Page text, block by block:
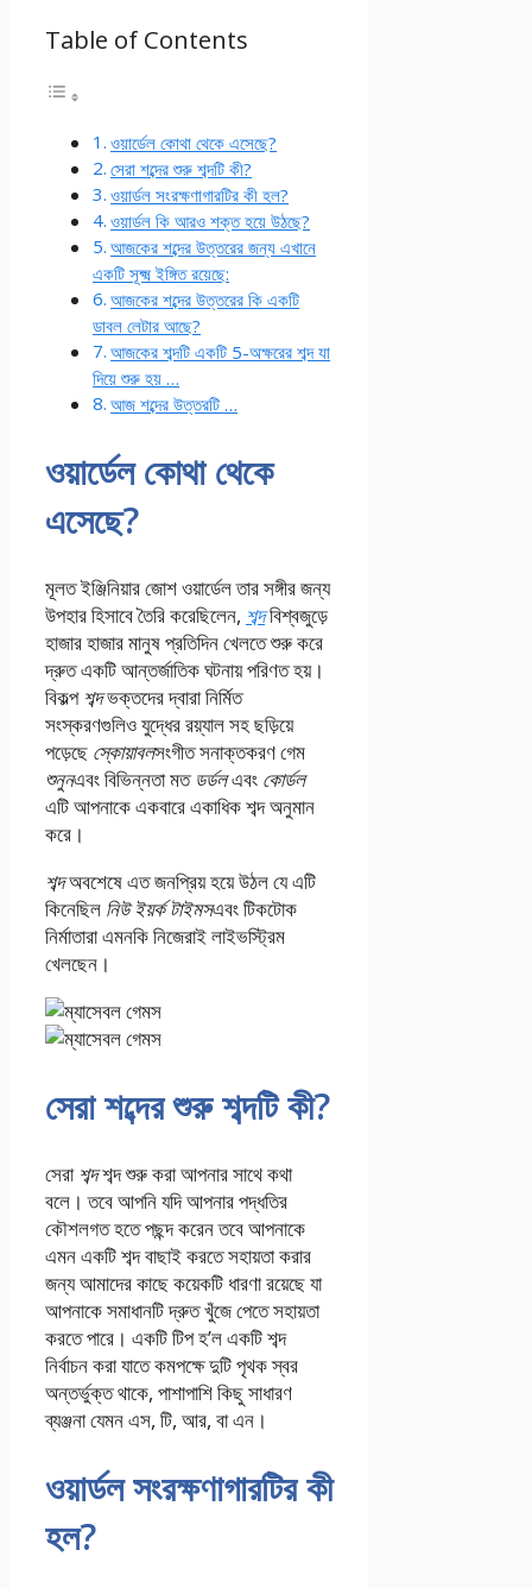
Table of Contents
ওয়ার্ডেল কোথা থেকে এসেছে?
সেরা শব্দের শুরু শব্দটি কী?
ওয়ার্ডল সংরক্ষণাগারটির কী হল?
ওয়ার্ডল কি আরও শক্ত হয়ে উঠছে?
আজকের শব্দের উত্তরের জন্য এখানে
একটি সূক্ষ্ম ইঙ্গিত রয়েছে:
আজকের শব্দের উত্তরের কি একটি
ডাবল লেটার আছে?
আজকের শব্দটি একটি 5-অক্ষরের শব্দ যা
দিয়ে শুরু হয় …
আজ শব্দের উত্তরটি …
ওয়ার্ডেল কোথা থেকে
এসেছে?
মূলত ইঞ্জিনিয়ার জোশ ওয়ার্ডেল তার সঙ্গীর জন্য
উপহার হিসাবে তৈরি করেছিলেন, শব্দবিশ্বজুড়ে
হাজার হাজার মানুষ প্রতিদিন খেলতে শুরু করে
দ্রুত একটি আন্তর্জাতিক ঘটনায় পরিণত হয়।
বিকল্প শব্দভক্তদের দ্বারা নির্মিত
সংস্করণগুলিও যুদ্ধের রয়্যাল সহ ছড়িয়ে
পড়েছে স্কোয়াবলসংগীত সনাক্তকরণ গেম
শুনুনএবং বিভিন্নতা মত ডর্ডলএবং কোর্ডল
এটি আপনাকে একবারে একাধিক শব্দ অনুমান
করে।
শব্দঅবশেষে এত জনপ্রিয় হয়ে উঠল যে এটি
কিনেছিল নিউ ইয়র্ক টাইমসএবং টিকটোক
নির্মাতারা এমনকি নিজেরাই লাইভস্ট্রিম
খেলছেন।
সেরা শব্দের শুরু শব্দটি কী?
সেরা শব্দশব্দ শুরু করা আপনার সাথে কথা
বলে। তবে আপনি যদি আপনার পদ্ধতির
কৌশলগত হতে পছন্দ করেন তবে আপনাকে
এমন একটি শব্দ বাছাই করতে সহায়তা করার
জন্য আমাদের কাছে কয়েকটি ধারণা রয়েছে যা
আপনাকে সমাধানটি দ্রুত খুঁজে পেতে সহায়তা
করতে পারে। একটি টিপ হ’ল একটি শব্দ
নির্বাচন করা যাতে কমপক্ষে দুটি পৃথক স্বর
অন্তর্ভুক্ত থাকে, পাশাপাশি কিছু সাধারণ
ব্যঞ্জনা যেমন এস, টি, আর, বা এন।
ওয়ার্ডল সংরক্ষণাগারটির কী
হল?